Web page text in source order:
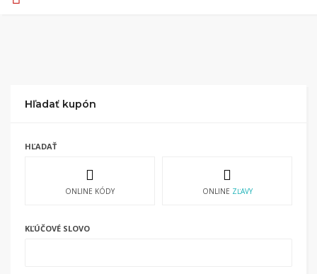
Hľadať kupón
HĽADAŤ
ONLINE KÓDY ONLINE ZĽAVY
KĽÚČOVÉ SLOVO